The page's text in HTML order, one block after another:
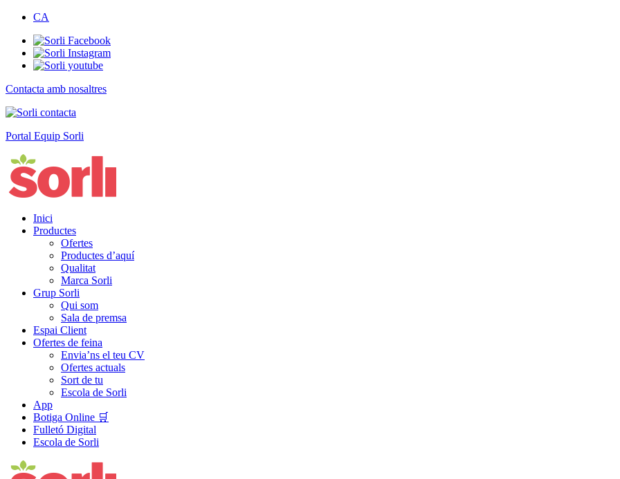
CA
Contacta amb nosaltres
Portal Equip Sorli
Inici
Productes
Ofertes
Productes d’aquí
Qualitat
Marca Sorli
Grup Sorli
Qui som
Sala de premsa
Espai Client
Ofertes de feina
Envia’ns el teu CV
Ofertes actuals
Sort de tu
Escola de Sorli
App
Botiga Online 🛒
Fulletó Digital
Escola de Sorli